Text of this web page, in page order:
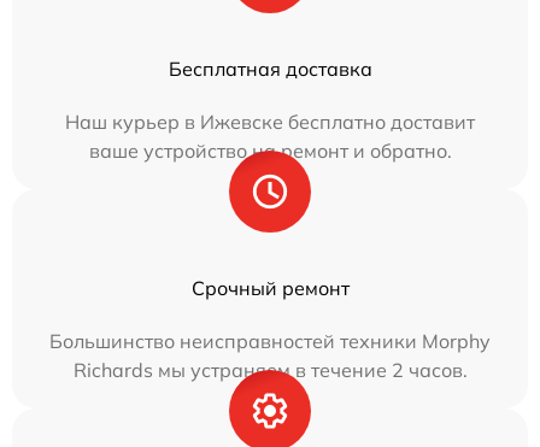
Бесплатная доставка
Наш курьер в Ижевске бесплатно доставит
ваше устройство на ремонт и обратно.
Срочный ремонт
Большинство неисправностей техники Morphy
Richards мы устраняем в течение 2 часов.